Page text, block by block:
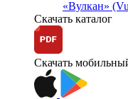
«Вулкан»
Скачать каталог
Скачать